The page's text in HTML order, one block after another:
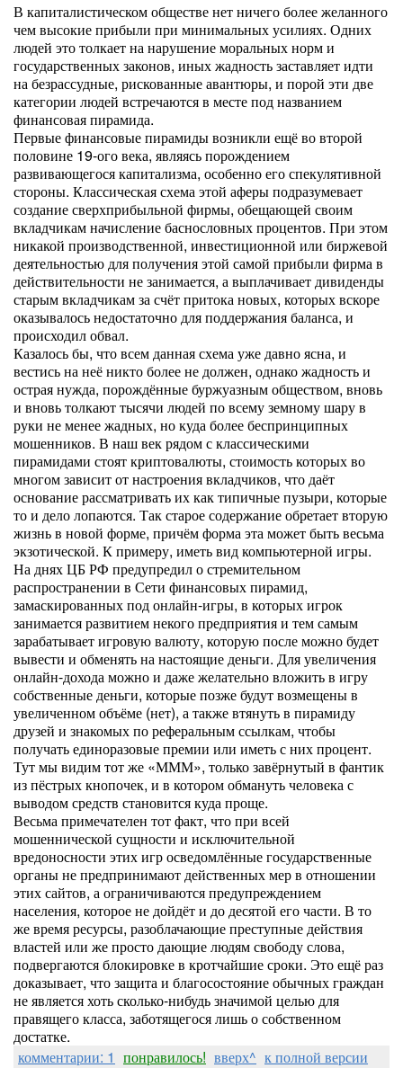
В капиталистическом обществе нет ничего более желанного
чем высокие прибыли при минимальных усилиях. Одних
людей это толкает на нарушение моральных норм и
государственных законов, иных жадность заставляет идти
на безрассудные, рискованные авантюры, и порой эти две
категории людей встречаются в месте под названием
финансовая пирамида.
Первые финансовые пирамиды возникли ещё во второй
половине 19-ого века, являясь порождением
развивающегося капитализма, особенно его спекулятивной
стороны. Классическая схема этой аферы подразумевает
создание сверхприбыльной фирмы, обещающей своим
вкладчикам начисление баснословных процентов. При этом
никакой производственной, инвестиционной или биржевой
деятельностью для получения этой самой прибыли фирма в
действительности не занимается, а выплачивает дивиденды
старым вкладчикам за счёт притока новых, которых вскоре
оказывалось недостаточно для поддержания баланса, и
происходил обвал.
Казалось бы, что всем данная схема уже давно ясна, и
вестись на неё никто более не должен, однако жадность и
острая нужда, порождённые буржуазным обществом, вновь
и вновь толкают тысячи людей по всему земному шару в
руки не менее жадных, но куда более беспринципных
мошенников. В наш век рядом с классическими
пирамидами стоят криптовалюты, стоимость которых во
многом зависит от настроения вкладчиков, что даёт
основание рассматривать их как типичные пузыри, которые
то и дело лопаются. Так старое содержание обретает вторую
жизнь в новой форме, причём форма эта может быть весьма
экзотической. К примеру, иметь вид компьютерной игры.
На днях ЦБ РФ предупредил о стремительном
распространении в Сети финансовых пирамид,
замаскированных под онлайн-игры, в которых игрок
занимается развитием некого предприятия и тем самым
зарабатывает игровую валюту, которую после можно будет
вывести и обменять на настоящие деньги. Для увеличения
онлайн-дохода можно и даже желательно вложить в игру
собственные деньги, которые позже будут возмещены в
увеличенном объёме (нет), а также втянуть в пирамиду
друзей и знакомых по реферальным ссылкам, чтобы
получать единоразовые премии или иметь с них процент.
Тут мы видим тот же «МММ», только завёрнутый в фантик
из пёстрых кнопочек, и в котором обмануть человека с
выводом средств становится куда проще.
Весьма примечателен тот факт, что при всей
мошеннической сущности и исключительной
вредоносности этих игр осведомлённые государственные
органы не предпринимают действенных мер в отношении
этих сайтов, а ограничиваются предупреждением
населения, которое не дойдёт и до десятой его части. В то
же время ресурсы, разоблачающие преступные действия
властей или же просто дающие людям свободу слова,
подвергаются блокировке в кротчайшие сроки. Это ещё раз
доказывает, что защита и благосостояние обычных граждан
не является хоть сколько-нибудь значимой целью для
правящего класса, заботящегося лишь о собственном
достатке.
комментарии: 1 понравилось! вверх^ к полной версии